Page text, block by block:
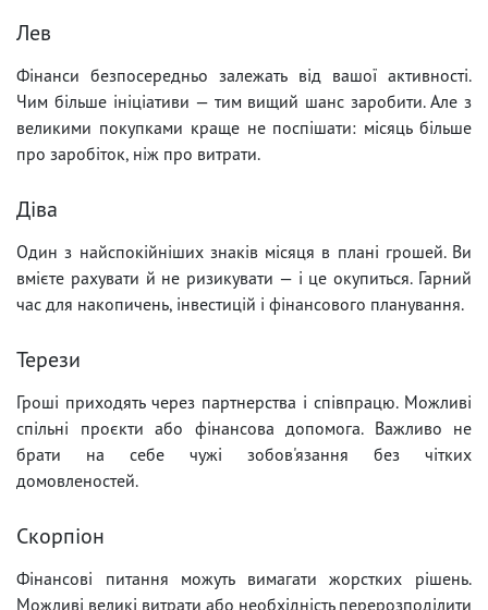
Лев
Фінанси безпосередньо залежать від вашої активності.
Чим більше ініціативи — тим вищий шанс заробити. Але з
великими покупками краще не поспішати: місяць більше
про заробіток, ніж про витрати.
Діва
Один з найспокійніших знаків місяця в плані грошей. Ви
вмієте рахувати й не ризикувати — і це окупиться. Гарний
час для накопичень, інвестицій і фінансового планування.
Терези
Гроші приходять через партнерства і співпрацю. Можливі
спільні проєкти або фінансова допомога. Важливо не
брати на себе чужі зобов'язання без чітких
домовленостей.
Скорпіон
Фінансові питання можуть вимагати жорстких рішень.
Можливі великі витрати або необхідність перерозподілити